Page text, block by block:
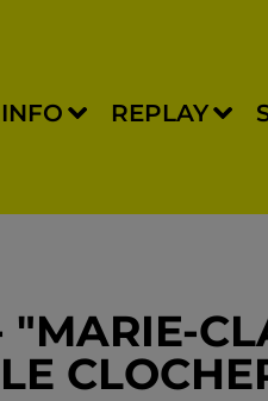
INFO REPLAY
"MARIE-